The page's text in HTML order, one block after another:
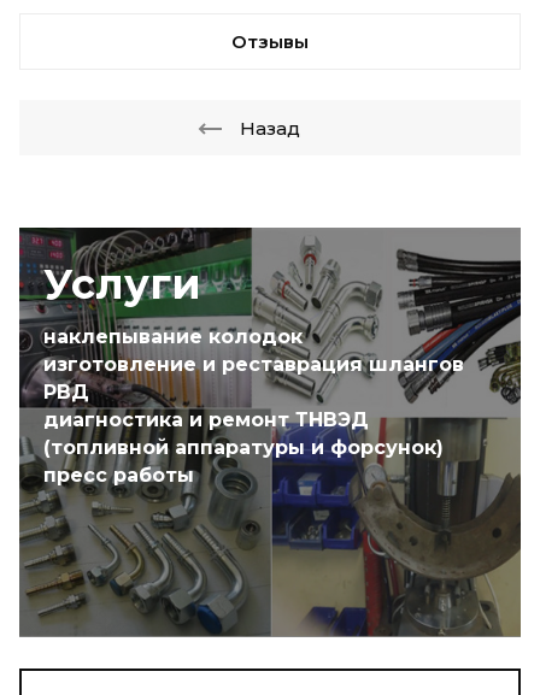
Услуги
наклепывание колодок
изготовление и реставрация шлангов
РВД
диагностика и ремонт ТНВЭД
(топливной аппаратуры и форсунок)
пресс работы
Отзывы
Назад